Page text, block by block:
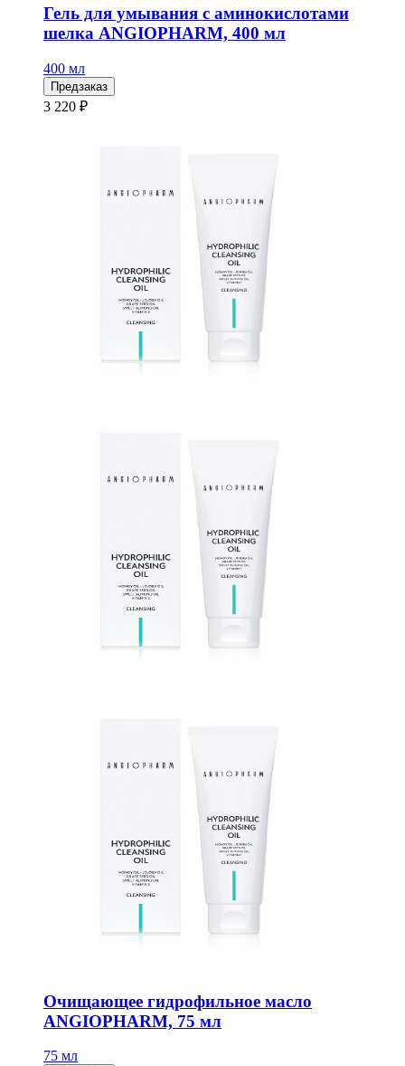
Гель для умывания с аминокислотами
шелка ANGIOPHARM, 400 мл
400 мл
Предзаказ
3 220 ₽
Очищающее гидрофильное масло
ANGIOPHARM, 75 мл
75 мл